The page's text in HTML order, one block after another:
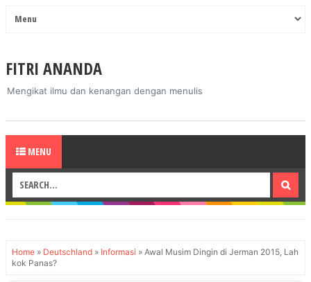
FITRI ANANDA
Mengikat ilmu dan kenangan dengan menulis
MENU
Home » Deutschland » Informasi » Awal Musim Dingin di Jerman 2015, Lah
kok Panas?